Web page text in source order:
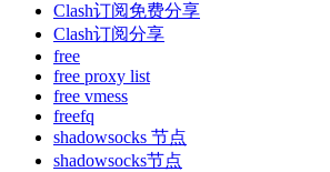
Clash订阅免费分享
Clash订阅分享
free
free proxy list
free vmess
freefq
shadowsocks 节点
shadowsocks节点